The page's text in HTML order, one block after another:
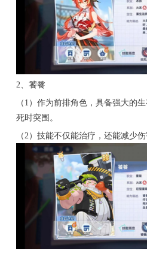
2、饕餮
（1）作为前排角色，具备强大的
死时突围。
（2）技能不仅能治疗，还能减少